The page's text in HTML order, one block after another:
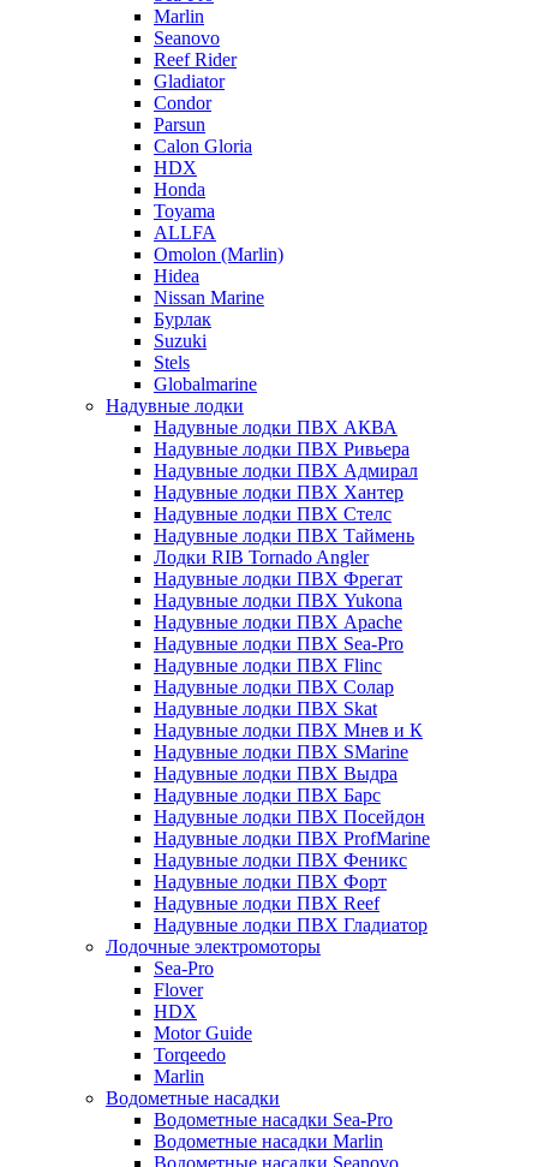
Marlin
Seanovo
Reef Rider
Gladiator
Condor
Parsun
Calon Gloria
HDX
Honda
Toyama
ALLFA
Omolon (Marlin)
Hidea
Nissan Marine
Бурлак
Suzuki
Stels
Globalmarine
Надувные лодки
Надувные лодки ПВХ АКВА
Надувные лодки ПВХ Ривьера
Надувные лодки ПВХ Адмирал
Надувные лодки ПВХ Хантер
Надувные лодки ПВХ Стелс
Надувные лодки ПВХ Таймень
Лодки RIB Tornado Angler
Надувные лодки ПВХ Фрегат
Надувные лодки ПВХ Yukona
Надувные лодки ПВХ Apache
Надувные лодки ПВХ Sea-Pro
Надувные лодки ПВХ Flinc
Надувные лодки ПВХ Солар
Надувные лодки ПВХ Skat
Надувные лодки ПВХ Мнев и К
Надувные лодки ПВХ SMarine
Надувные лодки ПВХ Выдра
Надувные лодки ПВХ Барс
Надувные лодки ПВХ Посейдон
Надувные лодки ПВХ ProfMarine
Надувные лодки ПВХ Феникс
Надувные лодки ПВХ Форт
Надувные лодки ПВХ Reef
Надувные лодки ПВХ Гладиатор
Лодочные электромоторы
Sea-Pro
Flover
HDX
Motor Guide
Torqeedo
Marlin
Водометные насадки
Водометные насадки Sea-Pro
Водометные насадки Marlin
Водометные насадки Seanovo